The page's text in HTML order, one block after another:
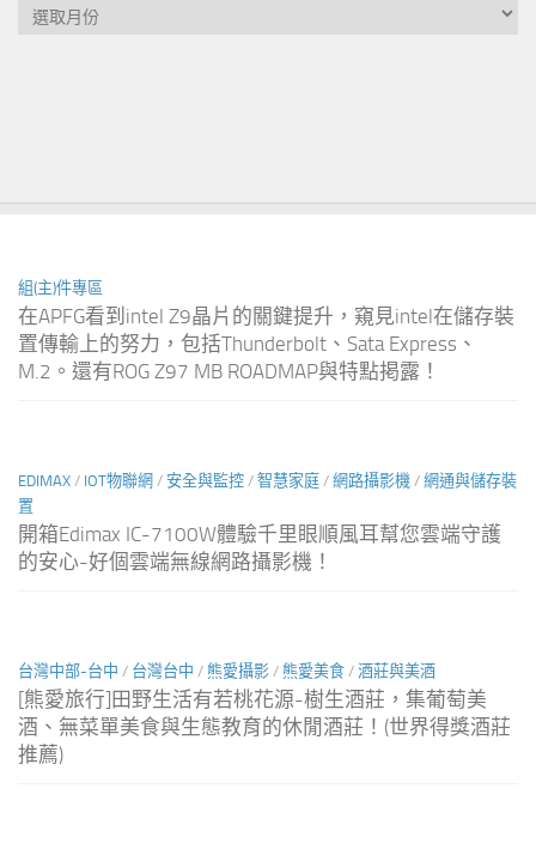
按
組(主)件專區
在APFG看到intel Z9晶片的關鍵提升，窺見intel在儲存裝
置傳輸上的努力，包括Thunderbolt、Sata Express、
M.2。還有ROG Z97 MB ROADMAP與特點掲露！
EDIMAX / IOT物聯網 / 安全與監控 / 智慧家庭 / 網路攝影機 / 網通與儲存裝
置
開箱Edimax IC-7100W體驗千里眼順風耳幫您雲端守護
的安心-好個雲端無線網路攝影機！
台灣中部-台中 / 台灣台中 / 熊愛攝影 / 熊愛美食 / 酒莊與美酒
[熊愛旅行]田野生活有若桃花源-樹生酒莊，集葡萄美
酒、無菜單美食與生態教育的休閒酒莊！(世界得獎酒莊
推薦)